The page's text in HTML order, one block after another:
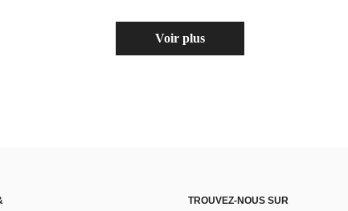
Voir plus
TROUVEZ-NOUS SUR